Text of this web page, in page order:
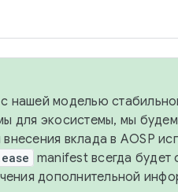
нашей моделью
для экосистемы, мы
вклада в AOSP
manifest всегда будет
дополнительной